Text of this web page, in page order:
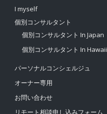
I myself
個別コンサルタント
個別コンサルタント In Japan
個別コンサルタント In Hawaii
パーソナルコンシェルジュ
オーナー専用
お問い合わせ
リモート相談申し込みフォーム